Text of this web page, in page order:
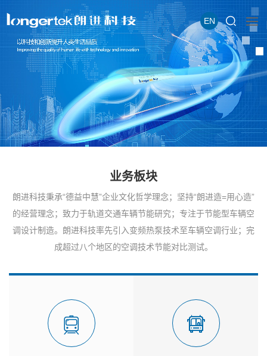
EN
业务板块
朗进科技秉承“德益中慧”企业文化哲学理念；坚持“朗进造=用心造”
的经营理念；致力于轨道交通车辆节能研究；专注于节能型车辆空
调设计制造。朗进科技率先引入变频热泵技术至车辆空调行业；完
成超过八个地区的空调技术节能对比测试。